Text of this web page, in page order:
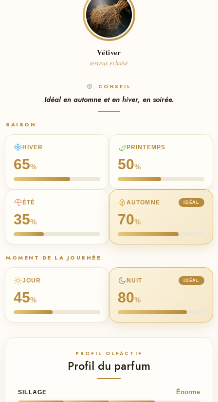
Vétiver
terreux et boisé
CONSEIL
Idéal en automne et en hiver, en soirée.
SAISON
HIVER
65%
PRINTEMPS
50%
ÉTÉ
35%
AUTOMNE IDÉAL
70%
MOMENT DE LA JOURNÉE
JOUR
45%
NUIT IDÉAL
80%
PROFIL OLFACTIF
Profil du parfum
SILLAGE Énorme